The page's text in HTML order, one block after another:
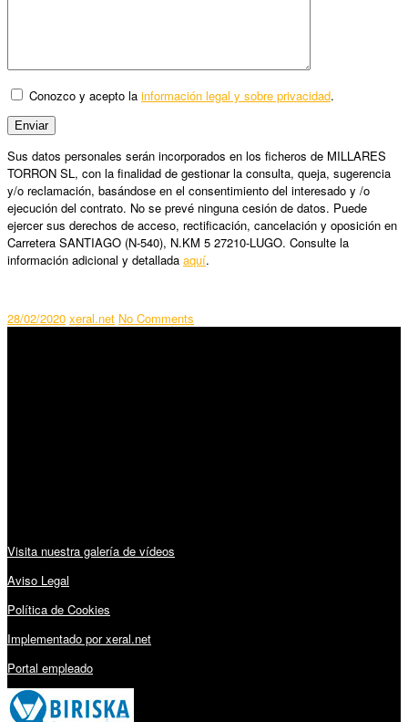
Conozco y acepto la información legal y sobre privacidad.
Sus datos personales serán incorporados en los ficheros de MILLARES
TORRON SL, con la finalidad de gestionar la consulta, queja, sugerencia
y/o reclamación, basándose en el consentimiento del interesado y /o
ejecución del contrato. No se prevé ninguna cesión de datos. Puede
ejercer sus derechos de acceso, rectificación, cancelación y oposición en
Carretera SANTIAGO (N-540), N.KM 5 27210-LUGO. Consulte la
información adicional y detallada aquí.
28/02/2020 xeral.net No Comments
Visita nuestra galería de vídeos
Aviso Legal
Política de Cookies
Implementado por xeral.net
Portal empleado